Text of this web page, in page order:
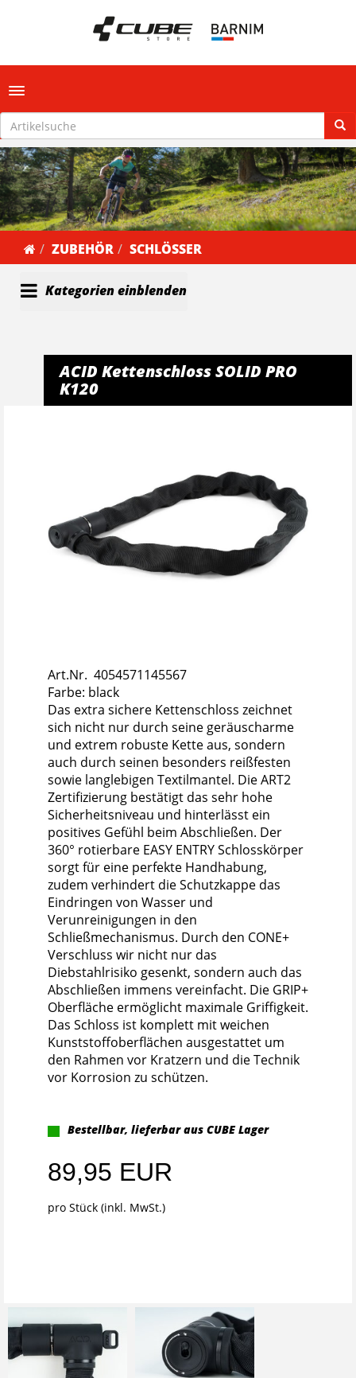
Toggle navigation
ZUBEHÖR SCHLÖSSER
Kategorien einblenden
ACID Kettenschloss SOLID PRO
K120
Art.Nr. 4054571145567
Farbe: black
Das extra sichere Kettenschloss zeichnet
sich nicht nur durch seine geräuscharme
und extrem robuste Kette aus, sondern
auch durch seinen besonders reißfesten
sowie langlebigen Textilmantel. Die ART2
Zertifizierung bestätigt das sehr hohe
Sicherheitsniveau und hinterlässt ein
positives Gefühl beim Abschließen. Der
360° rotierbare EASY ENTRY Schlosskörper
sorgt für eine perfekte Handhabung,
zudem verhindert die Schutzkappe das
Eindringen von Wasser und
Verunreinigungen in den
Schließmechanismus. Durch den CONE+
Verschluss wir nicht nur das
Diebstahlrisiko gesenkt, sondern auch das
Abschließen immens vereinfacht. Die GRIP+
Oberfläche ermöglicht maximale Griffigkeit.
Das Schloss ist komplett mit weichen
Kunststoffoberflächen ausgestattet um
den Rahmen vor Kratzern und die Technik
vor Korrosion zu schützen.
Bestellbar, lieferbar aus CUBE Lager
89,95 EUR
pro Stück (inkl. MwSt.)